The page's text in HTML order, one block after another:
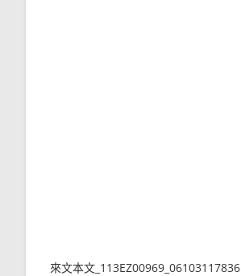
來文本文_113EZ00969_06103117836